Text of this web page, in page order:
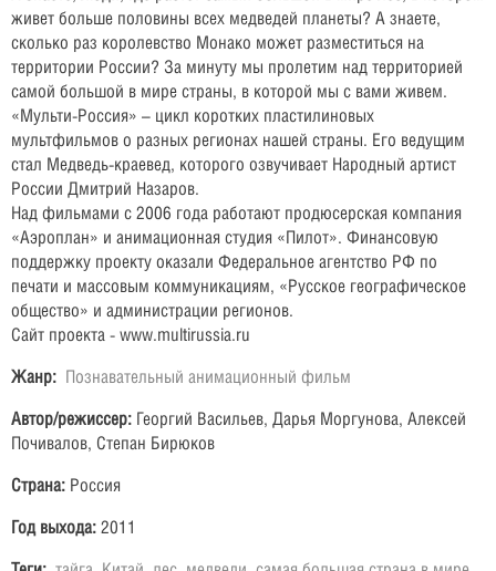
живет больше половины всех медведей планеты? А знаете,
сколько раз королевство Монако может разместиться на
территории России? За минуту мы пролетим над территорией
самой большой в мире страны, в которой мы с вами живем.
«Мульти-Россия» – цикл коротких пластилиновых
мультфильмов о разных регионах нашей страны. Его ведущим
стал Медведь-краевед, которого озвучивает Народный артист
России Дмитрий Назаров.
Над фильмами с 2006 года работают продюсерская компания
«Аэроплан» и анимационная студия «Пилот». Финансовую
поддержку проекту оказали Федеральное агентство РФ по
печати и массовым коммуникациям, «Русское географическое
общество» и администрации регионов.
Сайт проекта - www.multirussia.ru
Жанр: Познавательный анимационный фильм
Автор/режиссер: Георгий Васильев, Дарья Моргунова, Алексей
Почивалов, Степан Бирюков
Страна: Россия
Год выхода: 2011